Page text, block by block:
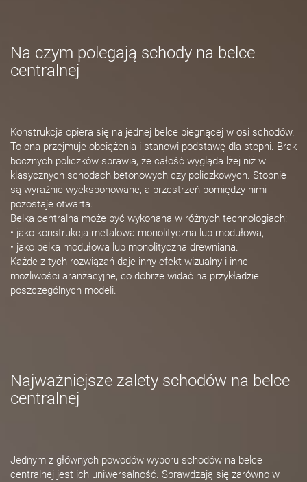
Na czym polegają schody na belce
centralnej
Konstrukcja opiera się na jednej belce biegnącej w osi schodów.
To ona przejmuje obciążenia i stanowi podstawę dla stopni. Brak
bocznych policzków sprawia, że całość wygląda lżej niż w
klasycznych schodach betonowych czy policzkowych. Stopnie
są wyraźnie wyeksponowane, a przestrzeń pomiędzy nimi
pozostaje otwarta.
Belka centralna może być wykonana w różnych technologiach:
• jako konstrukcja metalowa monolityczna lub modułowa,
• jako belka modułowa lub monolityczna drewniana.
Każde z tych rozwiązań daje inny efekt wizualny i inne
możliwości aranżacyjne, co dobrze widać na przykładzie
poszczególnych modeli.
Najważniejsze zalety schodów na belce
centralnej
Jednym z głównych powodów wyboru schodów na belce
centralnej jest ich uniwersalność. Sprawdzają się zarówno w